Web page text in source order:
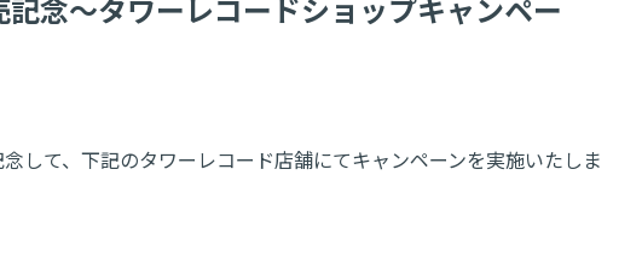
念～タワーレコードショップキャンペー
て、下記のタワーレコード店舗にてキャンペーンを実施いたしま